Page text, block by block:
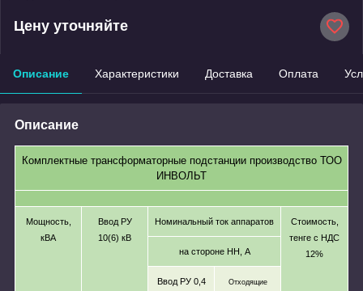
Цену уточняйте
Описание Характеристики Доставка Оплата
Описание
Комплектные трансформаторные подстанции производство ТОО
ИНВОЛЬТ
Мощность,
кВА
Ввод РУ
10(6) кВ
Номинальный ток аппаратов
Стоимость,
тенге с НДС
12%
на стороне НН, А
Ввод РУ 0,4
Отходящие